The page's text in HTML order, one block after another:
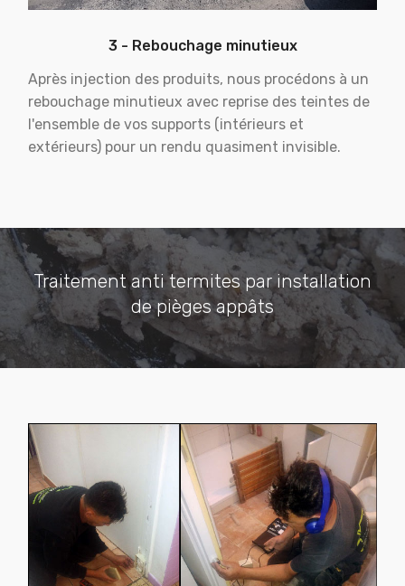
3 - Rebouchage minutieux
Après injection des produits, nous procédons à un
rebouchage minutieux avec reprise des teintes de
l'ensemble de vos supports (intérieurs et
extérieurs) pour un rendu quasiment invisible.
Traitement anti termites par installation
de pièges appâts